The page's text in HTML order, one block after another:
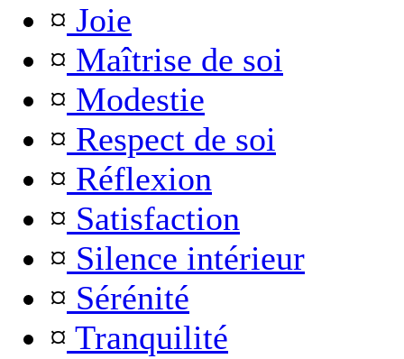
¤ Joie
¤ Maîtrise de soi
¤ Modestie
¤ Respect de soi
¤ Réflexion
¤ Satisfaction
¤ Silence intérieur
¤ Sérénité
¤ Tranquilité